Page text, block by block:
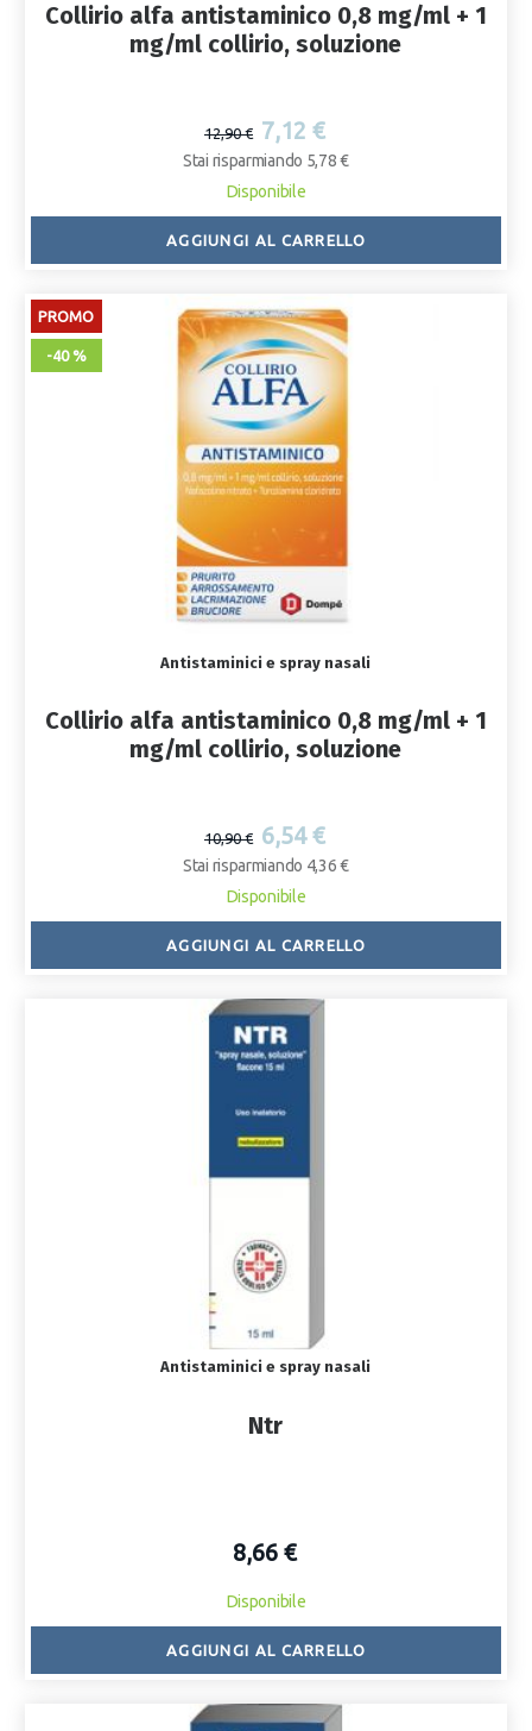
Collirio alfa antistaminico 0,8 mg/ml + 1
mg/ml collirio, soluzione
12,90 € 7,12 €
Stai risparmiando 5,78 €
Disponibile
AGGIUNGI AL CARRELLO
PROMO
-40 %
Antistaminici e spray nasali
Collirio alfa antistaminico 0,8 mg/ml + 1
mg/ml collirio, soluzione
10,90 € 6,54 €
Stai risparmiando 4,36 €
Disponibile
AGGIUNGI AL CARRELLO
Antistaminici e spray nasali
Ntr
8,66 €
Disponibile
AGGIUNGI AL CARRELLO